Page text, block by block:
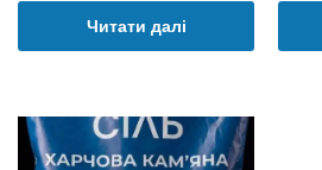
Читати далі